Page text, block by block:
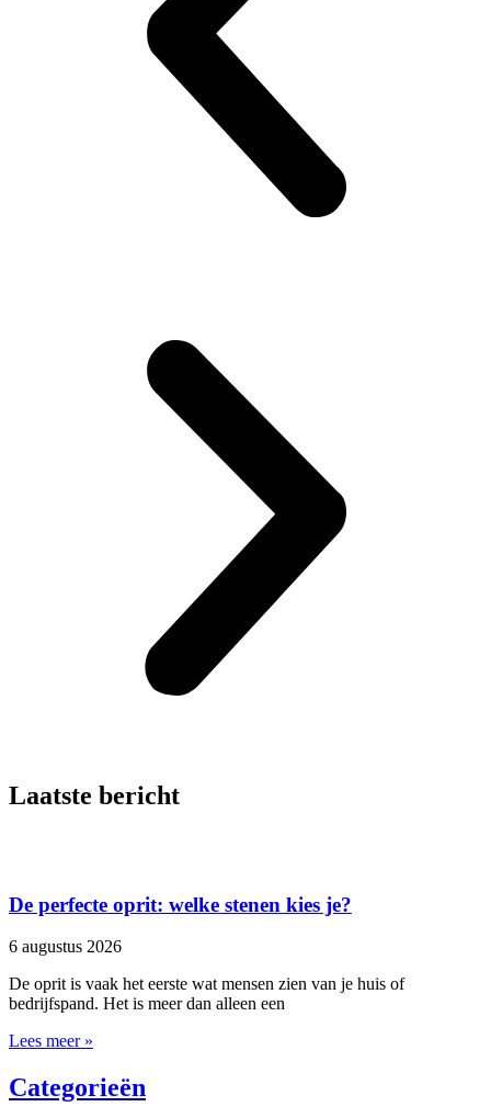
Laatste bericht
De perfecte oprit: welke stenen kies je?
6 augustus 2026
De oprit is vaak het eerste wat mensen zien van je huis of
bedrijfspand. Het is meer dan alleen een
Lees meer »
Categorieën